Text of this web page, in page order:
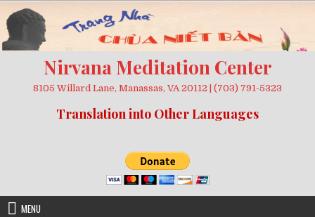
to
content
Nirvana Meditation Center
8105 Willard Lane, Manassas, VA 20112 | (703) 791-5323
Translation into Other Languages
MENU